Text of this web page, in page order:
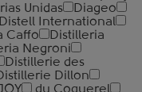
Unidas
Diageo
Distell International
Caffo
Distilleria
Negroni
Distillerie des
Dillon